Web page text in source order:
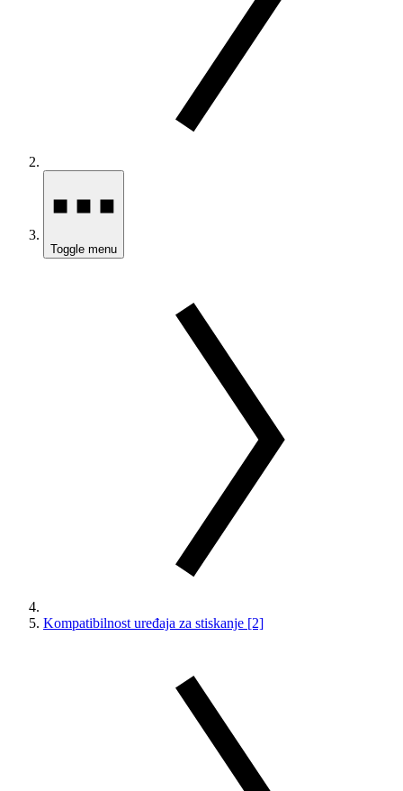
Toggle menu
Kompatibilnost uređaja za stiskanje [2]